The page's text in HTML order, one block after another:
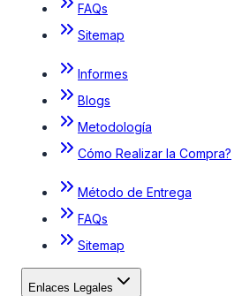
FAQs
Sitemap
Informes
Blogs
Metodología
Cómo Realizar la Compra?
Método de Entrega
FAQs
Sitemap
Enlaces Legales